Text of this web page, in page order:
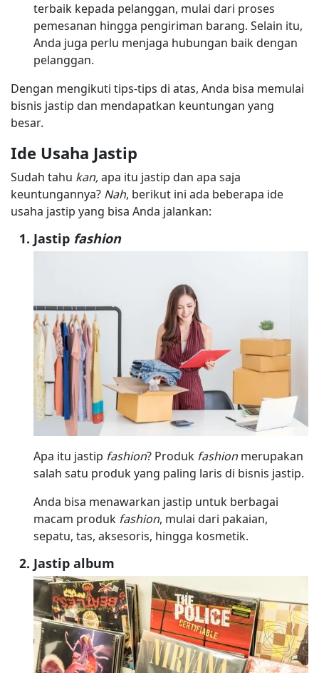
terbaik kepada pelanggan, mulai dari proses
pemesanan hingga pengiriman barang. Selain itu,
Anda juga perlu menjaga hubungan baik dengan
pelanggan.
Dengan mengikuti tips-tips di atas, Anda bisa memulai
bisnis jastip dan mendapatkan keuntungan yang
besar.
Ide Usaha Jastip
Sudah tahu kan,apa itu jastip dan apa saja
keuntungannya? Nah, berikut ini ada beberapa ide
usaha jastip yang bisa Anda jalankan:
Jastip fashion
Apa itu jastip fashion? Produk fashionmerupakan
salah satu produk yang paling laris di bisnis jastip.
Anda bisa menawarkan jastip untuk berbagai
macam produk fashion, mulai dari pakaian,
sepatu, tas, aksesoris, hingga kosmetik.
Jastip album